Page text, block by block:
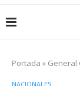
Portada » General
NACIONALES